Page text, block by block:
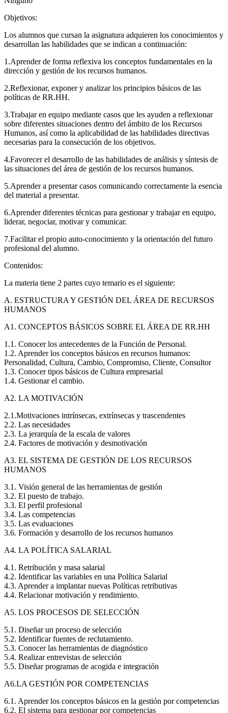
Objetivos:
Los alumnos que cursan la asignatura adquieren los conocimientos y
desarrollan las habilidades que se indican a continuación:
1.Aprender de forma reflexiva los conceptos fundamentales en la
dirección y gestión de los recursos humanos.
2.Reflexionar, exponer y analizar los principios básicos de las
políticas de RR.HH.
3.Trabajar en equipo mediante casos que les ayuden a reflexionar
sobre diferentes situaciones dentro del ámbito de los Recursos
Humanos, así como la aplicabilidad de las habilidades directivas
necesarias para la consecución de los objetivos.
4.Favorecer el desarrollo de las habilidades de análisis y síntesis de
las situaciones del área de gestión de los recursos humanos.
5.Aprender a presentar casos comunicando correctamente la esencia
del material a presentar.
6.Aprender diferentes técnicas para gestionar y trabajar en equipo,
liderar, negociar, motivar y comunicar.
7.Facilitar el propio auto-conocimiento y la orientación del futuro
profesional del alumno.
Contenidos:
La materia tiene 2 partes cuyo temario es el siguiente:
A. ESTRUCTURA Y GESTIÓN DEL ÁREA DE RECURSOS
HUMANOS
A1. CONCEPTOS BÁSICOS SOBRE EL ÁREA DE RR.HH
1.1. Conocer los antecedentes de la Función de Personal.
1.2. Aprender los conceptos básicos en recursos humanos:
Personalidad, Cultura, Cambio, Compromiso, Cliente, Consultor
1.3. Conocer tipos básicos de Cultura empresarial
1.4. Gestionar el cambio.
A2. LA MOTIVACIÓN
2.1.Motivaciones intrínsecas, extrínsecas y trascendentes
2.2. Las necesidades
2.3. La jerarquía de la escala de valores
2.4. Factores de motivación y desmotivación
A3. EL SISTEMA DE GESTIÓN DE LOS RECURSOS
HUMANOS
3.1. Visión general de las herramientas de gestión
3.2. El puesto de trabajo.
3.3. El perfil profesional
3.4. Las competencias
3.5. Las evaluaciones
3.6. Formación y desarrollo de los recursos humanos
A4. LA POLÍTICA SALARIAL
4.1. Retribución y masa salarial
4.2. Identificar las variables en una Política Salarial
4.3. Aprender a implantar nuevas Políticas retributivas
4.4. Relacionar motivación y rendimiento.
A5. LOS PROCESOS DE SELECCIÓN
5.1. Diseñar un proceso de selección
5.2. Identificar fuentes de reclutamiento.
5.3. Conocer las herramientas de diagnóstico
5.4. Realizar entrevistas de selección
5.5. Diseñar programas de acogida e integración
A6.LA GESTIÓN POR COMPETENCIAS
6.1. Aprender los conceptos básicos en la gestión por competencias
6.2. El sistema para gestionar por competencias